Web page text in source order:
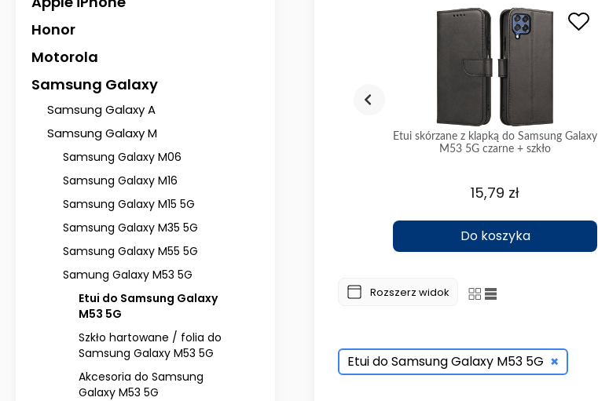
Honor
Motorola
Samsung Galaxy
Samsung Galaxy A
Samsung Galaxy M
Samsung Galaxy M06
Samsung Galaxy M16
Samsung Galaxy M15 5G
Samsung Galaxy M35 5G
Samsung Galaxy M55 5G
Samung Galaxy M53 5G
Etui do Samsung Galaxy
M53 5G
Szkło hartowane / folia do
Samsung Galaxy M53 5G
Akcesoria do Samsung
Galaxy M53 5G
z klapką do Samsung Galaxy
Do koszyka
Etui skórzane z klapką do Samsung Galaxy
M53 5G czarne + szkło
15,79 zł
Do koszyka
Rozszerz widok
Etui do Samsung Galaxy M53 5G ×